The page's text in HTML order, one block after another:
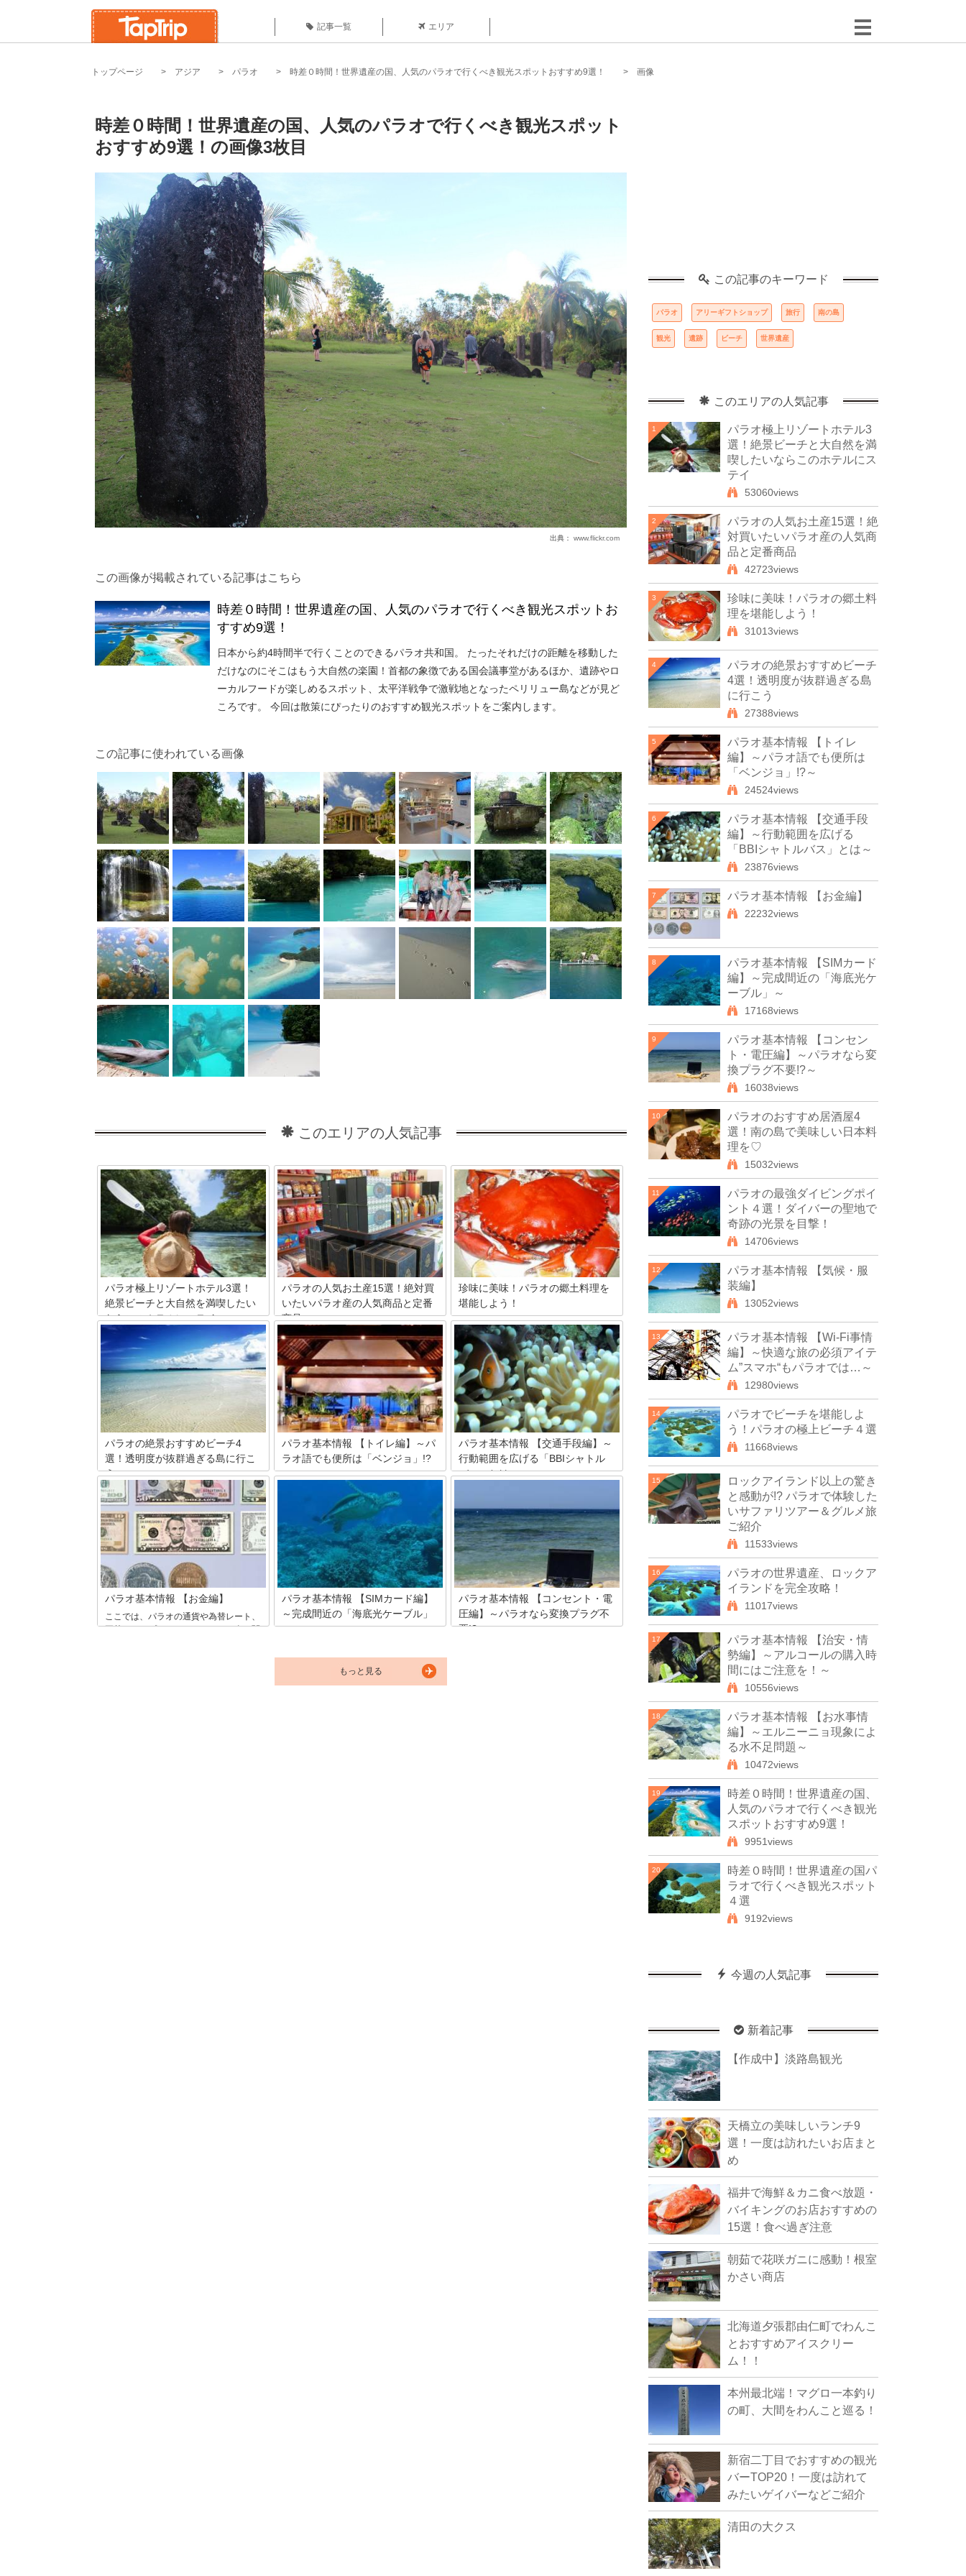
記事一覧 エリア
トップページ アジア パラオ 時差０時間！世界遺産の国、人気のパラオで行くべき観光スポットおすすめ9選！ 画像
時差０時間！世界遺産の国、人気のパラオで行くべき観光スポット
おすすめ9選！の画像3枚目
出典： www.flickr.com
この画像が掲載されている記事はこちら
時差０時間！世界遺産の国、人気のパラオで行くべき観光スポットお
すすめ9選！
日本から約4時間半で行くことのできるパラオ共和国。 たったそれだけの距離を移動した
だけなのにそこはもう大自然の楽園！首都の象徴である国会議事堂があるほか、遺跡やロ
ーカルフードが楽しめるスポット、太平洋戦争で激戦地となったペリリュー島などが見ど
ころです。 今回は散策にぴったりのおすすめ観光スポットをご案内します。
この記事に使われている画像
このエリアの人気記事
パラオ極上リゾートホテル3選！
絶景ビーチと大自然を満喫したい
ならこのホテルにステイ
リゾート地に行くのならやっぱりホテル
もこだわりたい！ そんなあなたに、パラ
オでおすすめの人気リゾートホテルをご
紹介します。
パラオの人気お土産15選！絶対買
いたいパラオ産の人気商品と定番
商品
ミクロネシアに浮かぶ大小500とも言わ
れる島々からなる南国パラオ諸島に旅行
に行ったら、これだけは購入したいお土
産を15商品集めました。定番のお菓子か
ら穴場グッズまで、地元の人御用達のス
ーパーなどもご紹介します。
珍味に美味！パラオの郷土料理を
堪能しよう！
豊かな海に囲まれたパラオ。魚介類をは
じめ、パラオには日本ではなかなかお目
にかかれない珍しい食材や料理がたくさ
んあるのです！ここでは、現地でも人気
なローカルフードを紹介しているので、
パラオグルメを楽しみたい方はぜひ参考
にしてください。
パラオの絶景おすすめビーチ4
選！透明度が抜群過ぎる島に行こ
う
日本から南へ約3,000km。ミクロネシア
の多数の島からなるパラオは、何と言っ
ても透き通るような美しい海が最大の魅
力です。その中でも、特におススメのビ
ーチをご紹介します。真っ白な砂浜に青
い海がどこまでも広がる風景は、まるで
自然が作り出した天国のよう。その美し
さに魅了されること間違いなしです！
パラオ基本情報 【トイレ編】～パ
ラオ語でも便所は「ベンジョ」!?
～
海外旅行のときに困るのがトイレです。
訪れる国によってトイレ事情（衛生面・
マナー・使用方法など）が異なるからで
す。本記事では、パラオのトイレ事情に
ついてご案内します。
パラオ基本情報 【交通手段編】～
行動範囲を広げる「BBIシャトル
バス」とは～
「パラオ共和国」。南の島ならではのど
こまでも透き通った真っ青な海、眩しい
ほどに真っ白なビーチ。そんなパラオを
より楽しむために交通機関の利用は必
須。本記事では、滞在中に役立つ交通手
段についてご紹介します。
パラオ基本情報 【お金編】
ここでは、パラオの通貨や為替レート、
両替、チップなど、パラオでのお金に関
パラオ基本情報 【SIMカード編】
～完成間近の「海底光ケーブル」
～
は欠かせないインターネット。ここで
は、パラオでSIMカードなどを利用して
インターネットに接続する方法について
パラオ基本情報 【コンセント・電
圧編】～パラオなら変換プラグ不
要!?～
もっと見る
この記事のキーワード
パラオ アリーギフトショップ 旅行 南の島
観光 遺跡 ビーチ 世界遺産
このエリアの人気記事
1
パラオ極上リゾートホテル3
選！絶景ビーチと大自然を満
喫したいならこのホテルにス
テイ
53060views
2
パラオの人気お土産15選！絶
対買いたいパラオ産の人気商
品と定番商品
42723views
3
珍味に美味！パラオの郷土料
理を堪能しよう！
31013views
4
パラオの絶景おすすめビーチ
4選！透明度が抜群過ぎる島
に行こう
27388views
5
パラオ基本情報 【トイレ
編】～パラオ語でも便所は
「ベンジョ」!?～
24524views
6
パラオ基本情報 【交通手段
編】～行動範囲を広げる
「BBIシャトルバス」とは～
23876views
7 パラオ基本情報 【お金編】
22232views
8
パラオ基本情報 【SIMカード
編】～完成間近の「海底光ケ
ーブル」～
17168views
9
パラオ基本情報 【コンセン
ト・電圧編】～パラオなら変
換プラグ不要!?～
16038views
10
パラオのおすすめ居酒屋4
選！南の島で美味しい日本料
理を♡
15032views
11
パラオの最強ダイビングポイ
ント４選！ダイバーの聖地で
奇跡の光景を目撃！
14706views
12
パラオ基本情報 【気候・服
装編】
13052views
13
パラオ基本情報 【Wi-Fi事情
編】～快適な旅の必須アイテ
ム”スマホ“もパラオでは…～
12980views
14
パラオでビーチを堪能しよ
う！パラオの極上ビーチ４選
11668views
15
ロックアイランド以上の驚き
と感動が!? パラオで体験した
いサファリツアー＆グルメ旅
ご紹介
11533views
16
パラオの世界遺産、ロックア
イランドを完全攻略！
11017views
17
パラオ基本情報 【治安・情
勢編】～アルコールの購入時
間にはご注意を！～
10556views
18
パラオ基本情報 【お水事情
編】～エルニーニョ現象によ
る水不足問題～
10472views
19
時差０時間！世界遺産の国、
人気のパラオで行くべき観光
スポットおすすめ9選！
9951views
20
時差０時間！世界遺産の国パ
ラオで行くべき観光スポット
４選
9192views
今週の人気記事
新着記事
【作成中】淡路島観光
天橋立の美味しいランチ9
選！一度は訪れたいお店まと
め
福井で海鮮＆カニ食べ放題・
バイキングのお店おすすめの
15選！食べ過ぎ注意
朝茹で花咲ガニに感動！根室
かさい商店
北海道夕張郡由仁町でわんこ
とおすすめアイスクリー
ム！！
本州最北端！マグロ一本釣り
の町、大間をわんこと巡る！
新宿二丁目でおすすめの観光
バーTOP20！一度は訪れて
みたいゲイバーなどご紹介
清田の大クス